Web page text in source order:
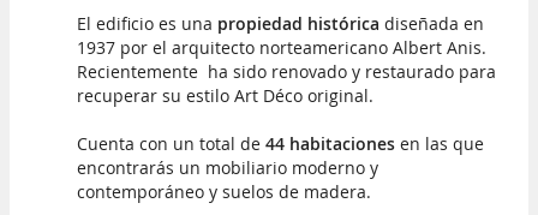
El edificio es una propiedad histórica diseñada en
1937 por el arquitecto norteamericano Albert Anis.
Recientemente ha sido renovado y restaurado para
recuperar su estilo Art Déco original.
Cuenta con un total de 44 habitaciones en las que
encontrarás un mobiliario moderno y
contemporáneo y suelos de madera.